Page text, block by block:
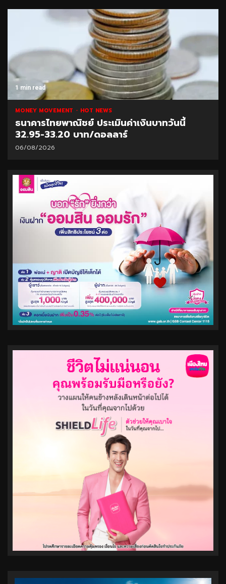
1 min read
MONEY MOVEMENT HOT NEWS
ธนาคารไทยพาณิชย์ ประเมินค่าเงินบาทวันนี้
32.95-33.20 บาท/ดอลลาร์
06/08/2026